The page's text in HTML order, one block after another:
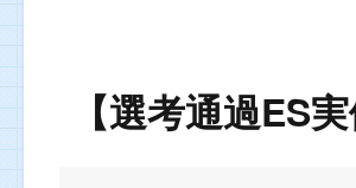
【選考通過ES